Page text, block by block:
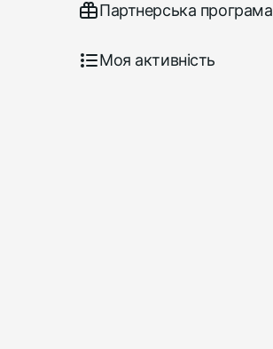
Партнерська програма
Моя активність